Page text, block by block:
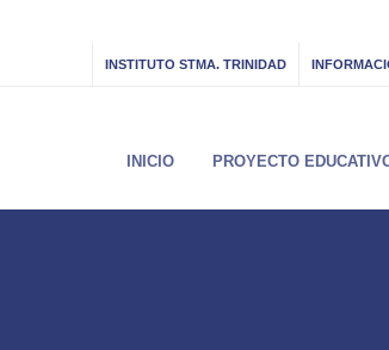
INSTITUTO STMA. TRINIDAD
INICIO PROYECTO